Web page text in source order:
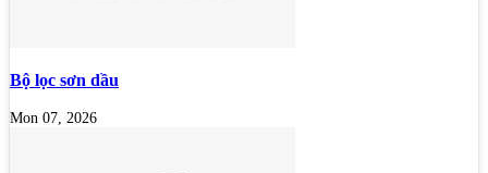
Bộ lọc sơn dầu
Mon 07, 2026